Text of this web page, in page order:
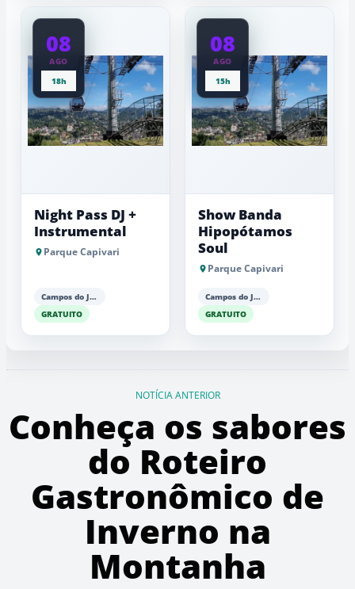
08
AGO
18h
Night Pass DJ +
Instrumental
Parque Capivari
Campos do Jordão
GRATUITO
08
AGO
15h
Show Banda
Hipopótamos
Soul
Parque Capivari
Campos do Jordão
GRATUITO
NOTÍCIA ANTERIOR
Conheça os sabores
do Roteiro
Gastronômico de
Inverno na
Montanha